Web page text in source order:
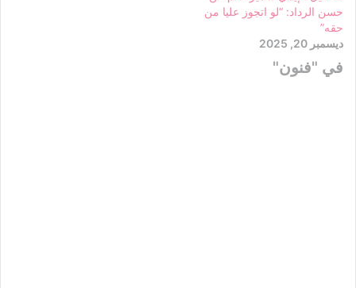
حسن الرداد: “لو اتجوز عليا من
حقه”
ديسمبر 20, 2025
في "فنون"